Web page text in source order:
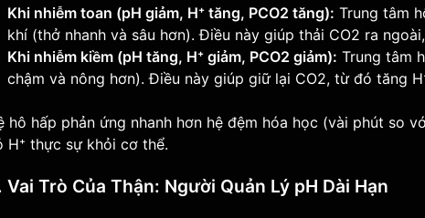
Khi nhiễm toan (pH giảm, H⁺ tăng, PCO2 tăng): Trung tâm
khí (thở nhanh và sâu hơn). Điều này giúp thải CO2 ra
Khi nhiễm kiềm (pH tăng, H⁺ giảm, PCO2 giảm): Trung tâm
chậm và nông hơn). Điều này giúp giữ lại CO2, từ đó tăng
hô hấp phản ứng nhanh hơn hệ đệm hóa học (vài phút so
H⁺ thực sự khỏi cơ thể.
Vai Trò Của Thận: Người Quản Lý pH Dài Hạn